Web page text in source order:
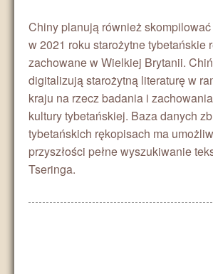
Chiny planują również
w 2021 roku starożytne tybetańskie
zachowane w Wielkiej Brytanii.
digitalizują starożytną literaturę w
kraju na rzecz badania i
kultury tybetańskiej. Baza danych
tybetańskich rękopisach ma
przyszłości pełne wyszukiwanie
Tseringa.